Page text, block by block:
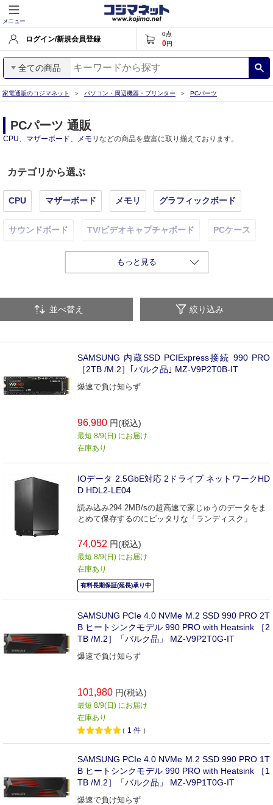
メニュー
ログイン/新規会員登録
0点
0円
全ての商品
家電通販のコジマネット パソコン・周辺機器・プリンター PCパーツ
PCパーツ 通販
CPU、 マザーボード、 メモリ などの商品を豊富に取り揃えております。
カテゴリから選ぶ
CPU マザーボード メモリ グラフィックボード
サウンドボード TV/ビデオキャプチャボード PCケース
HDD・SSD・NAS PCスピーカー
もっと見る
並べ替え 絞り込み
SAMSUNG 内蔵SSD PCIExpress接続 990 PRO
［2TB /M.2］｢バルク品｣ MZ-V9P2T0B-IT
爆速で負け知らず
96,980 円(税込)
最短 8/9(日) にお届け
在庫あり
IOデータ 2.5GbE対応 2ドライブ ネットワークHD
D HDL2-LE04
読み込み294.2MB/sの超高速で家じゅうのデータをま
とめて保存するのにピッタリな「ランディスク」
74,052 円(税込)
最短 8/9(日) にお届け
在庫あり
有料長期保証(延長)承り中
SAMSUNG PCIe 4.0 NVMe M.2 SSD 990 PRO 2T
B ヒートシンクモデル 990 PRO with Heatsink ［2
TB /M.2］「バルク品」 MZ-V9P2T0G-IT
爆速で負け知らず
101,980 円(税込)
最短 8/9(日) にお届け
在庫あり
（ 1 件 ）
SAMSUNG PCIe 4.0 NVMe M.2 SSD 990 PRO 1T
B ヒートシンクモデル 990 PRO with Heatsink ［1
TB /M.2］「バルク品」 MZ-V9P1T0G-IT
爆速で負け知らず